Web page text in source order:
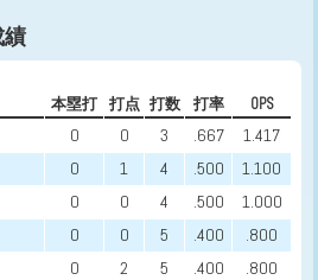
績
本塁打 打点 打数 打率
OPS
0 0 3 .667 1.417
0 1 4 .500 1.100
0 0 4 .500 1.000
0 0 5 .400 .800
0 2 5 .400 .800